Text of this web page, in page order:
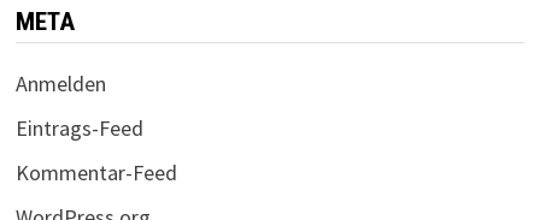
META
Anmelden
Eintrags-Feed
Kommentar-Feed